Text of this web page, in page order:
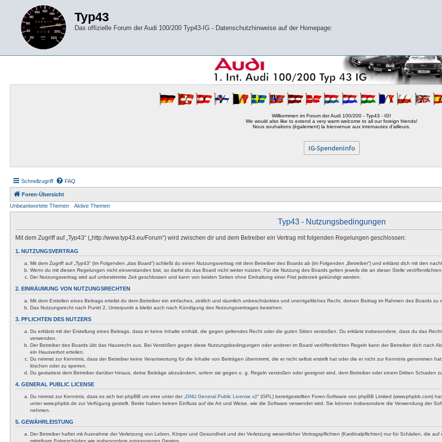
Typ43
Das offizielle Forum der Audi 100/200 Typ43-IG - Datenschutzhinweise auf der Homepage:
Willkommen im Forum der Audi 100/200 - Typ43 - IG!
We would also like to extend a very warm welcome to all our foreign friends!
Nous souhaitons (également) la bienvenue aux internautes d'ailleurs.
IG-Spendeninfo
Schnellzugriff FAQ
Foren-Übersicht
Unbeantwortete Themen
Aktive Themen
Typ43 - Nutzungsbedingungen
Mit dem Zugriff auf „Typ43“ („http://www.typ43.eu/Forum“) wird zwischen dir und dem Betreiber ein Vertrag mit folgenden Regelungen geschlossen:
1. NUTZUNGSVERTRAG
Mit dem Zugriff auf „Typ43“ (im Folgenden „das Board“) schließt du einen Nutzungsvertrag mit dem Betreiber des Boards ab (im Folgenden „Betreiber“) und erklärst dich mit den
Wenn du mit diesen Regelungen nicht einverstanden bist, so darfst du das Board nicht weiter nutzen. Für die Nutzung des Boards gelten jeweils die an dieser Stelle veröffentlichten
Der Nutzungsvertrag wird auf unbestimmte Zeit geschlossen und kann von beiden Seiten ohne Einhaltung einer Frist jederzeit gekündigt werden.
2. EINRÄUMUNG VON NUTZUNGSRECHTEN
Mit dem Erstellen eines Beitrags erteilst du dem Betreiber ein einfaches, zeitlich und räumlich unbeschränktes und unentgeltliches Recht, deinen Beitrag im Rahmen des Boards zu
Das Nutzungsrecht nach Punkt 2, Unterpunkt a bleibt auch nach Kündigung des Nutzungsvertrages bestehen.
3. PFLICHTEN DES NUTZERS
Du erklärst mit der Erstellung eines Beitrags, dass er keine Inhalte enthält, die gegen geltendes Recht oder die guten Sitten verstoßen. Du erklärst insbesondere, dass du das
verwenden.
Der Betreiber des Boards übt das Hausrecht aus. Bei Verstößen gegen diese Nutzungsbedingungen oder anderer im Board veröffentlichten Regeln kann der Betreiber dich nach
ein Hausverbot erteilen.
Du nimmst zur Kenntnis, dass der Betreiber keine Verantwortung für die Inhalte von Beiträgen übernimmt, die er nicht selbst erstellt hat oder die er nicht zur Kenntnis genommen
löschen oder zu sperren.
Du gestattest dem Betreiber darüber hinaus, deine Beiträge abzuändern, sofern sie gegen o. g. Regeln verstoßen oder geeignet sind, dem Betreiber oder einem Dritten Schaden
4. GENERAL PUBLIC LICENSE
Du nimmst zur Kenntnis, dass es sich bei phpBB um eine unter der „ GNU General Public License v2“ (GPL) bereitgestellten Foren-Software von phpBB Limited (www.phpbb.com)
unter www.phpbb.de zur Verfügung gestellt. Beide haben keinen Einfluss auf die Art und Weise, wie die Software verwendet wird. Sie können insbesondere die Verwendung der
nehmen.
5. GEWÄHRLEISTUNG
Der Betreiber haftet mit Ausnahme der Verletzung von Leben, Körper und Gesundheit und der Verletzung wesentlicher Vertragspflichten (Kardinalpflichten) nur für Schäden, die
mittelbare Folgeschäden wie insbesondere entgangenen Gewinn.